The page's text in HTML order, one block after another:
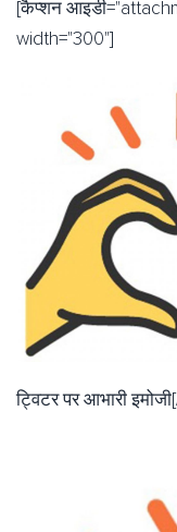
[कैप्शन
width="300"]
ट्विटर पर आभारी